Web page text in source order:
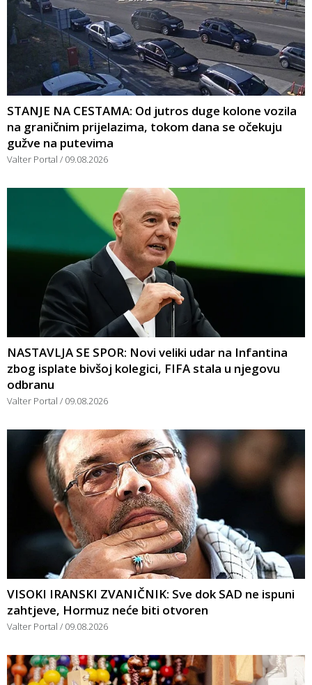
STANJE NA CESTAMA: Od jutros duge kolone vozila
na graničnim prijelazima, tokom dana se očekuju
gužve na putevima
Valter Portal 09.08.2026
NASTAVLJA SE SPOR: Novi veliki udar na Infantina
zbog isplate bivšoj kolegici, FIFA stala u njegovu
odbranu
Valter Portal 09.08.2026
VISOKI IRANSKI ZVANIČNIK: Sve dok SAD ne ispuni
zahtjeve, Hormuz neće biti otvoren
Valter Portal 09.08.2026